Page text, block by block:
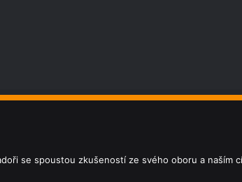
se spoustou zkušeností ze svého oboru a naším